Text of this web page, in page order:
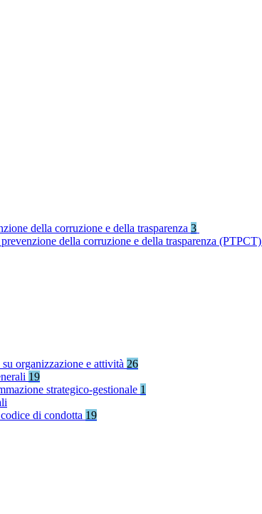
della corruzione e della trasparenza 3
della corruzione e della trasparenza (PTPCT)
organizzazione e attività 26
19
strategico-gestionale 1
di condotta 19